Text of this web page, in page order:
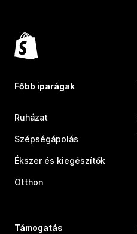
Főbb iparágak
Ruházat
Szépségápolás
Ékszer és kiegészítők
Otthon
Támogatás